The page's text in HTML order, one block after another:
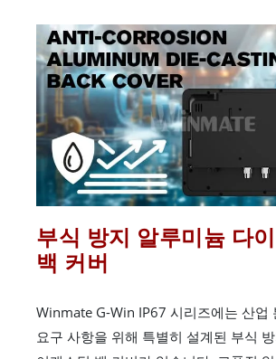
부식 방지 알루미늄 다
백 커버
Winmate G-Win IP67 시리즈에는 산업
요구 사항을 위해 특별히 설계된 부식